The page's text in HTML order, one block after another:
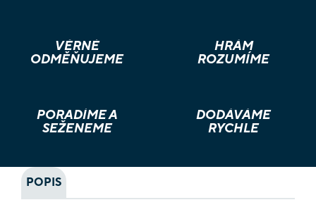
VĚRNÉ
ODMĚŇUJEME
HRÁM
ROZUMÍME
PORADÍME A
SEŽENEME
DODÁVÁME
RYCHLE
POPIS